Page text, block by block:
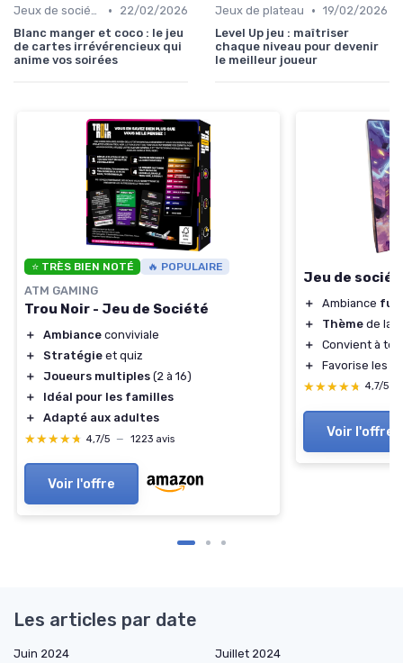
Jeux de société pour adultes •
22/02/2026
Blanc manger et coco : le jeu
de cartes irrévérencieux qui
anime vos soirées
Jeux de plateau • 19/02/2026
Level Up jeu : maîtriser
chaque niveau pour devenir
le meilleur joueur
⭐ TRÈS BIEN NOTÉ 🔥 POPULAIRE
ATM GAMING
Trou Noir - Jeu de Société
＋ Ambiance conviviale
＋
Stratégie et quiz
＋
Joueurs multiples (2 à 16)
＋
Idéal pour les familles
＋
Adapté aux adultes
★★★★★
★★★★★ 4,7/5 — 1223 avis
Voir l'offre
Jeu de
＋ Ambiance fun
＋
Thème de la
＋
Convient à
＋
Favorise les
★★★★★
★★★★★ 4,7/5
Voir l'offre
Les articles par date
Juin 2024
Juillet 2024